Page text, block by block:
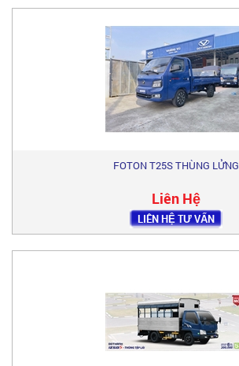
FOTON T25S THÙNG LỬNG
Liên Hệ
LIÊN HỆ TƯ VẤN